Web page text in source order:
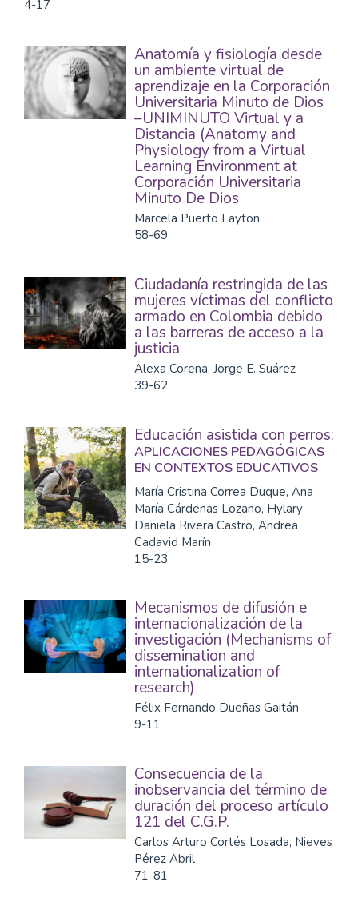
4-17
Anatomía y fisiología desde
un ambiente virtual de
aprendizaje en la Corporación
Universitaria Minuto de Dios
–UNIMINUTO Virtual y a
Distancia (Anatomy and
Physiology from a Virtual
Learning Environment at
Corporación Universitaria
Minuto De Dios
Marcela Puerto Layton
58-69
Ciudadanía restringida de las
mujeres víctimas del conflicto
armado en Colombia debido
a las barreras de acceso a la
justicia
Alexa Corena, Jorge E. Suárez
39-62
Educación asistida con perros:
APLICACIONES PEDAGÓGICAS
EN CONTEXTOS EDUCATIVOS
María Cristina Correa Duque, Ana
María Cárdenas Lozano, Hylary
Daniela Rivera Castro, Andrea
Cadavid Marín
15-23
Mecanismos de difusión e
internacionalización de la
investigación (Mechanisms of
dissemination and
internationalization of
research)
Félix Fernando Dueñas Gaitán
9-11
Consecuencia de la
inobservancia del término de
duración del proceso artículo
121 del C.G.P.
Carlos Arturo Cortés Losada, Nieves
Pérez Abril
71-81